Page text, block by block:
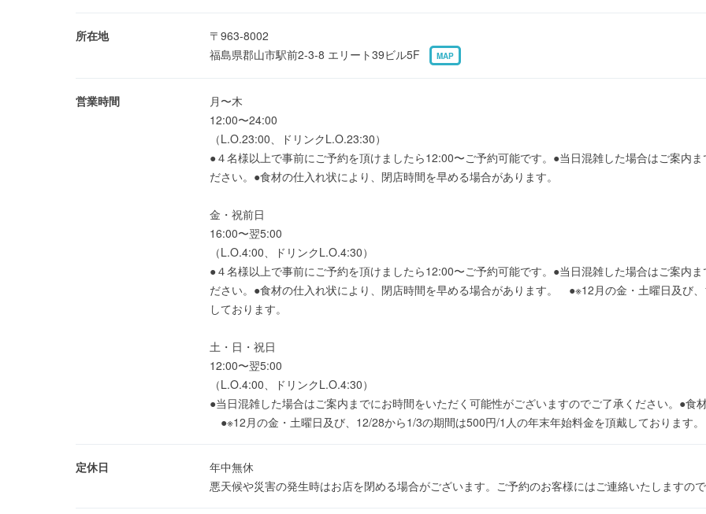
所在地
〒963-8002
福島県郡山市駅前2-3-8 エリート39ビル5F
MAP
営業時間
月〜木
12:00〜24:00
（L.O.23:00、ドリンクL.O.23:30）
●４名様以上で事前にご予約を頂けましたら12:00〜ご予約可能です。●当日混雑した場合はご案内
ださい。●食材の仕入れ状により、閉店時間を早める場合があります。
金・祝前日
16:00〜翌5:00
（L.O.4:00、ドリンクL.O.4:30）
●４名様以上で事前にご予約を頂けましたら12:00〜ご予約可能です。●当日混雑した場合はご案内
ださい。●食材の仕入れ状により、閉店時間を早める場合があります。 ●※12月の金・土曜日及び
しております。
土・日・祝日
12:00〜翌5:00
（L.O.4:00、ドリンクL.O.4:30）
●当日混雑した場合はご案内までにお時間をいただく可能性がございますのでご了承ください。●
●※12月の金・土曜日及び、12/28から1/3の期間は500円/1人の年末年始料金を頂戴しております。
定休日
年中無休
悪天候や災害の発生時はお店を閉める場合がございます。ご予約のお客様にはご連絡いたしますの